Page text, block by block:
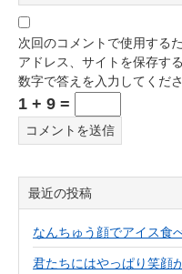
次回のコメントで使用する
アドレス、サイトを保存する
数字で答えを入力してくだ
1 + 9 =
最近の投稿
なんちゅう顔でアイス食
君たちにはやっぱり笑顔